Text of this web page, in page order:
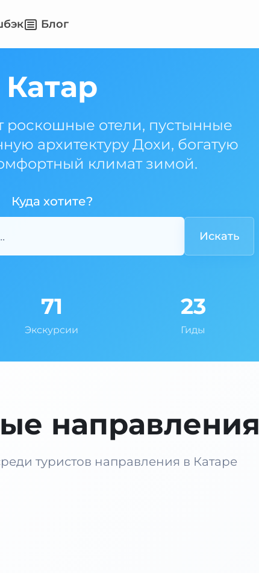
Блог
Катар
роскошные отели, пустынные
архитектуру Дохи, богатую
климат зимой.
Куда хотите?
Искать
71
Экскурсии
23
Гиды
направления
туристов направления в Катаре